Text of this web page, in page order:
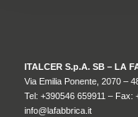
ITALCER S.p.A. SB – LA
Via Emilia Ponente, 2070 –
Tel: +390546 659911 – Fax:
info@lafabbrica.it